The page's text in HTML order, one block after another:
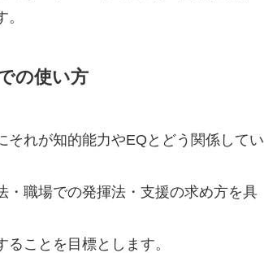
の使い方
それが知的能力やEQとどう関係してい
・職場での発揮法・支援の求め方を具
ことを目標とします。